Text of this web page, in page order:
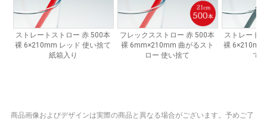
商品画像およびデザインは実際の商品と異なる場合がございます。予めご了